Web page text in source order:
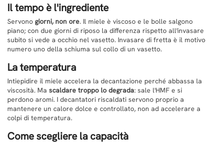
Il tempo è l'ingrediente
Servono giorni, non ore. Il miele è viscoso e le bolle salgono
piano; con due giorni di riposo la differenza rispetto all'invasare
subito si vede a occhio nel vasetto. Invasare di fretta è il motivo
numero uno della schiuma sul collo di un vasetto.
La temperatura
Intiepidire il miele accelera la decantazione perché abbassa la
viscosità. Ma scaldare troppo lo degrada: sale l'HMF e si
perdono aromi. I decantatori riscaldati servono proprio a
mantenere un calore dolce e controllato, non ad accelerare a
colpi di temperatura.
Come scegliere la capacità